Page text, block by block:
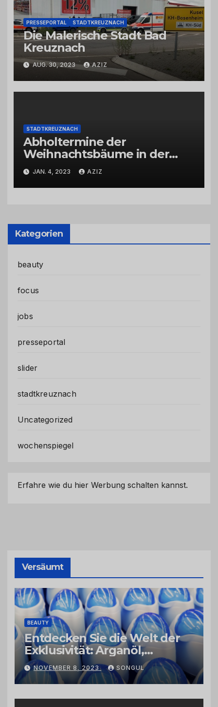
PRESSEPORTAL STADTKREUZNACH
Die Malerische Stadt Bad
Kreuznach
AUG. 30, 2023 AZIZ
STADTKREUZNACH
Abholtermine der
Weihnachtsbäume in der
Kernstadt und in den
Stadtteilen
JAN. 4, 2023 AZIZ
Kategorien
beauty
focus
jobs
presseportal
slider
stadtkreuznach
Uncategorized
wochenspiegel
Erfahre wie du hier Werbung schalten kannst.
Versäumt
BEAUTY
Entdecken Sie die Welt der
Exklusivität: Arganöl,
Kaktusfeigenkernöl und
Schwarzkümmelöl von
vertrauenswürdigen
Großhändlern und Anbietern
NOVEMBER 8, 2023 SONGUL